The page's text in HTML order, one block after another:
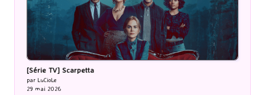
[Série TV] Scarpetta
par LuCioLe
29 mai 2026